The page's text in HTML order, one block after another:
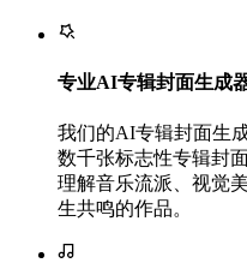
专业AI专辑封面生成
我们的AI专辑封面生
数千张标志性专辑封
理解音乐流派、视觉
生共鸣的作品。